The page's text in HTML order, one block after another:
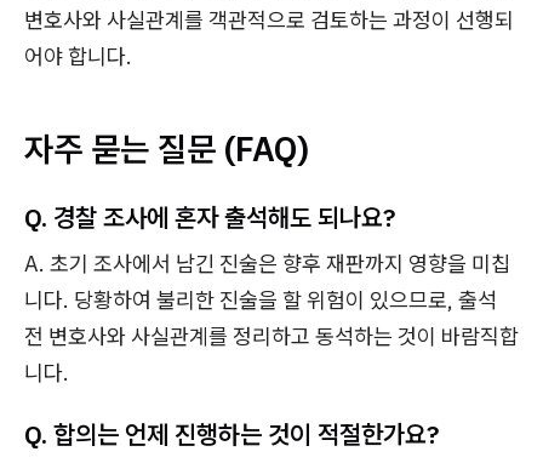
변호사와 사실관계를 객관적으로 검토하는 과정이 선행되
어야 합니다.
자주 묻는 질문 (FAQ)
Q. 경찰 조사에 혼자 출석해도 되나요?
A. 초기 조사에서 남긴 진술은 향후 재판까지 영향을 미칩
니다. 당황하여 불리한 진술을 할 위험이 있으므로, 출석
전 변호사와 사실관계를 정리하고 동석하는 것이 바람직합
니다.
Q. 합의는 언제 진행하는 것이 적절한가요?